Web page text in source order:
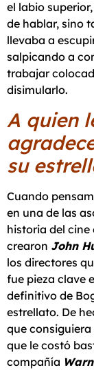
el labio
de hablar, sino
llevaba a
salpicando a
trabajar
disimularlo.
A quien
su
Cuando
en una de las
historia del
crearon John
los directores
fue pieza clave
definitivo de
estrellato. De
que consiguiera
que le costó
compañía